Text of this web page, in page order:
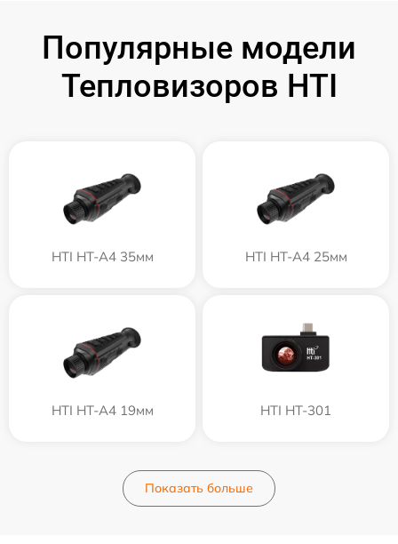
Популярные модели
Тепловизоров HTI
HTI HT-A4 35мм HTI HT-A4 25мм
HTI HT-A4 19мм HTI HT-301
Показать больше